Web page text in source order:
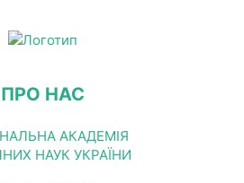
ПРО НАС
АКАДЕМІЯ
НАУК УКРАЇНИ